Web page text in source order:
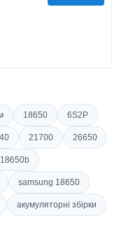
18650 6S2P
21700 26650
samsung 18650
акумуляторні збірки